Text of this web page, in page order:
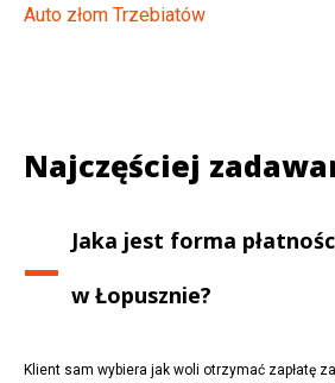
Auto złom Trzebiatów
Najczęściej
Jaka jest forma
wŁopusznie?
Klient sam wybiera jak woli otrzymać zapłatę